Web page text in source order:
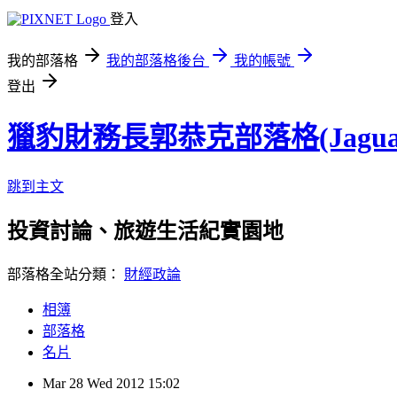
登入
我的部落格 我的部落格後台
我的帳號
登出
獵豹財務長郭恭克部落格
跳到主文
投資討論、旅遊生活紀實園地
部落格全站分類： 財經政論
相簿
部落格
名片
Mar 28 Wed 2012 15:02